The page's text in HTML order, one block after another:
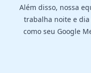
Além disso, nossa
trabalha noite e
como seu Google